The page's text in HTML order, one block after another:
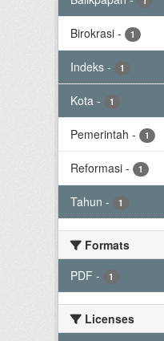
Birokrasi - 1
Indeks - 1
Kota - 1
Pemerintah - 1
Reformasi - 1
Tahun - 1
Formats
PDF - 1
Licenses